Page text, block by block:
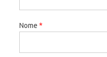
Nome *